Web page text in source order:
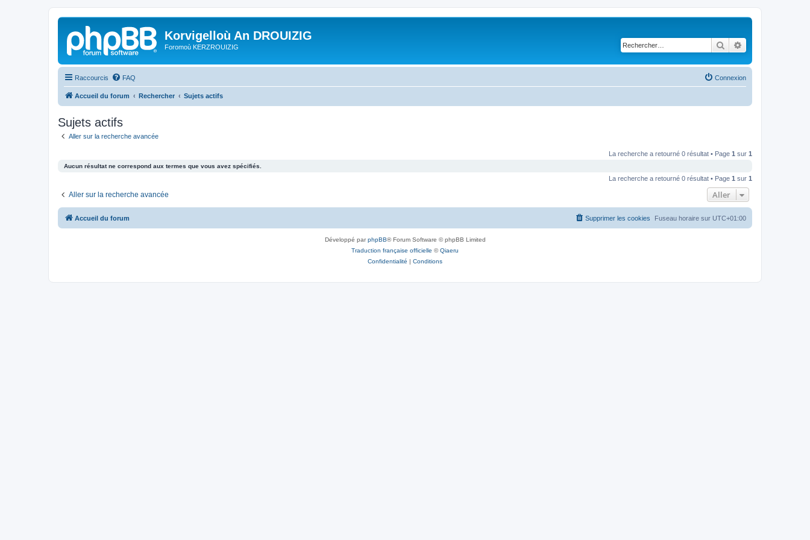
Korvigelloù An DROUIZIG
Foromoù KERZROUIZIG Rechercher
Raccourcis FAQ Connexion
Accueil du forum Rechercher Sujets actifs
Sujets actifs
Aller sur la recherche avancée
La recherche a retourné 0 résultat • Page 1 sur 1
Aucun résultat ne correspond aux termes que vous avez spécifiés.
La recherche a retourné 0 résultat • Page 1 sur 1
Aller sur la recherche avancée Aller
Accueil du forum Fuseau horaire sur UTC+01:00
Supprimer les cookies
Développé parphpBB® Forum Software © phpBB Limited
Traduction française officielle ©Qiaeru
Confidentialité | Conditions